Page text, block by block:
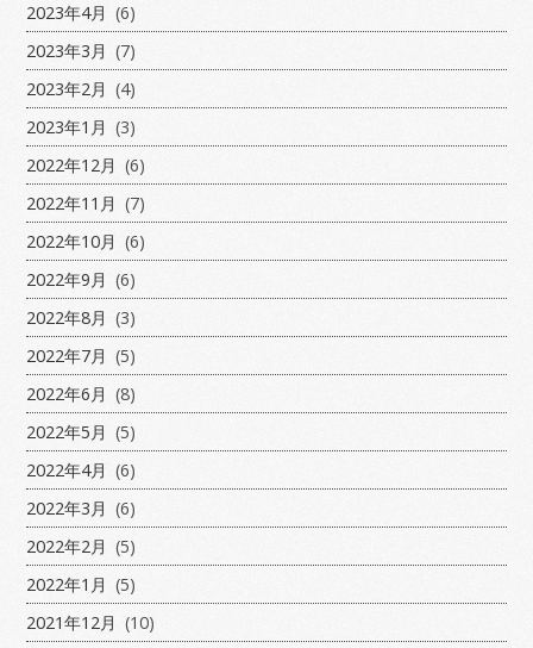
2023年4月 (6)
2023年3月 (7)
2023年2月 (4)
2023年1月 (3)
2022年12月 (6)
2022年11月 (7)
2022年10月 (6)
2022年9月 (6)
2022年8月 (3)
2022年7月 (5)
2022年6月 (8)
2022年5月 (5)
2022年4月 (6)
2022年3月 (6)
2022年2月 (5)
2022年1月 (5)
2021年12月 (10)